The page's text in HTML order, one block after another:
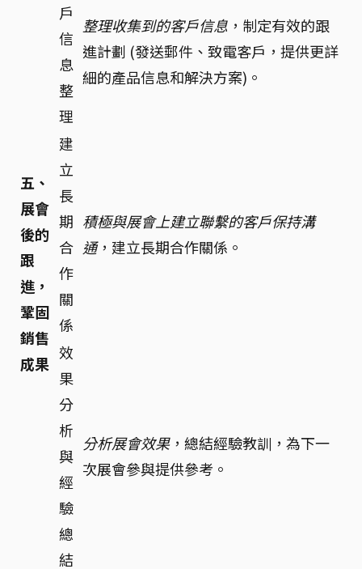
五、
展會
後的
跟
進，
鞏固
銷售
成果
戶
信
息
整
理
整理收集到的客戶信息 ，制定有效的跟
進計劃 (發送郵件、致電客戶，提供更詳
細的產品信息和解決方案)。
建
立
長
期
合
作
關
係
積極與展會上建立聯繫的客戶保持溝
通，建立長期合作關係。
效
果
分
析
與
經
驗
總
結
分析展會效果，總結經驗教訓，為下一
次展會參與提供參考。